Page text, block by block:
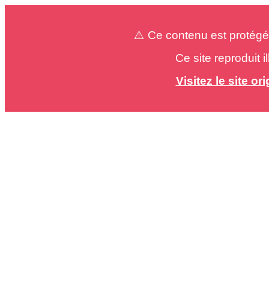
⚠️ Ce contenu est
Ce site reproduit
Visitez le site